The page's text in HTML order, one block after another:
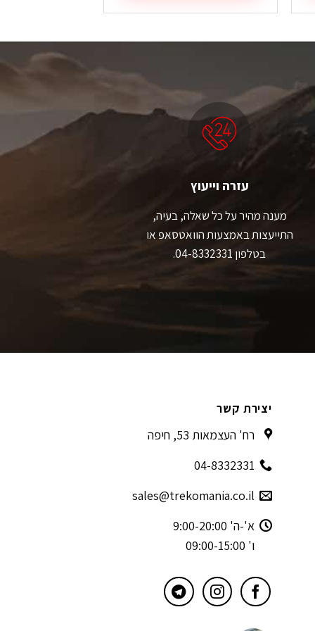
זה
ניתן
לבחור
את
האפשרויות
בעמוד
המוצר
מספר
את
האפשרויות
עזרה וייעוץ
מענה מהיר על כל שאלה, בעיה,
התייעצות באמצעות הוואטסאפ או
בטלפון 04-8332331.
יצירת קשר
רח' העצמאות 53, חיפה
04-8332331
sales@trekomania.co.il
א'-ה' 9:00-20:00
ו' 09:00-15:00